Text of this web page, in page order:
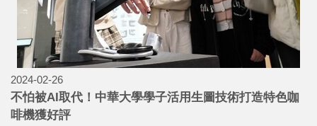
2024-02-26
不怕被AI取代！中華大學學子活用生圖技術打造特色咖
啡機獲好評